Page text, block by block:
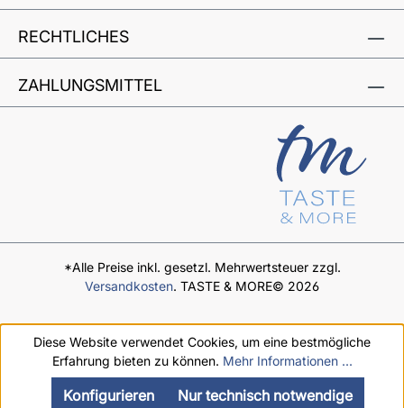
RECHTLICHES
ZAHLUNGSMITTEL
*Alle Preise inkl. gesetzl. Mehrwertsteuer zzgl.
Versandkosten. TASTE & MORE© 2026
Diese Website verwendet Cookies, um eine bestmögliche
Erfahrung bieten zu können. Mehr Informationen ...
Nur technisch notwendige
Konfigurieren